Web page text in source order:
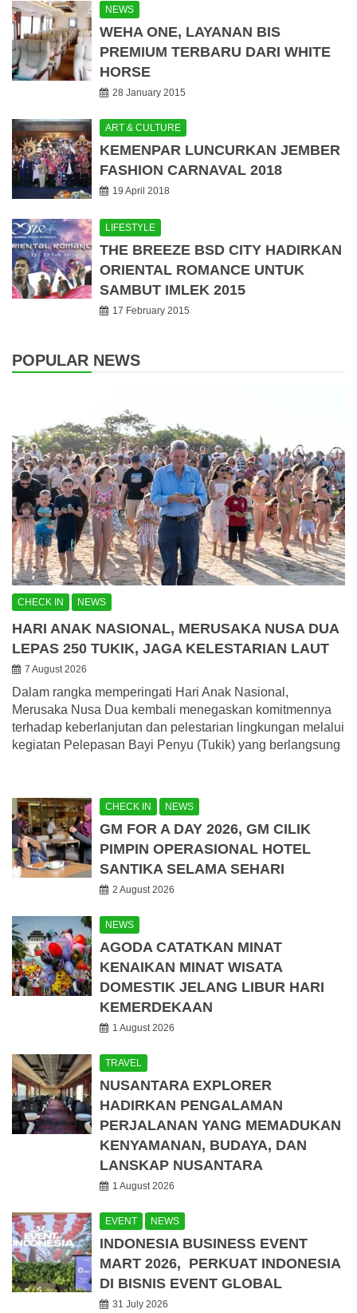
NEWS
WEHA ONE, LAYANAN BIS
PREMIUM TERBARU DARI WHITE
HORSE
28 January 2015
ART & CULTURE
KEMENPAR LUNCURKAN JEMBER
FASHION CARNAVAL 2018
19 April 2018
LIFESTYLE
THE BREEZE BSD CITY HADIRKAN
ORIENTAL ROMANCE UNTUK
SAMBUT IMLEK 2015
17 February 2015
POPULAR NEWS
CHECK IN NEWS
HARI ANAK NASIONAL, MERUSAKA NUSA DUA
LEPAS 250 TUKIK, JAGA KELESTARIAN LAUT
7 August 2026
Dalam rangka memperingati Hari Anak Nasional,
Merusaka Nusa Dua kembali menegaskan komitmennya
terhadap keberlanjutan dan pelestarian lingkungan melalui
kegiatan Pelepasan Bayi Penyu (Tukik) yang berlangsung
CHECK IN NEWS
GM FOR A DAY 2026, GM CILIK
PIMPIN OPERASIONAL HOTEL
SANTIKA SELAMA SEHARI
2 August 2026
NEWS
AGODA CATATKAN MINAT
KENAIKAN MINAT WISATA
DOMESTIK JELANG LIBUR HARI
KEMERDEKAAN
1 August 2026
TRAVEL
NUSANTARA EXPLORER
HADIRKAN PENGALAMAN
PERJALANAN YANG MEMADUKAN
KENYAMANAN, BUDAYA, DAN
LANSKAP NUSANTARA
1 August 2026
EVENT NEWS
INDONESIA BUSINESS EVENT
MART 2026, PERKUAT INDONESIA
DI BISNIS EVENT GLOBAL
31 July 2026